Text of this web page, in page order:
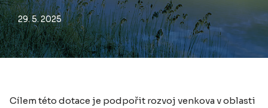
29. 5. 2025
Cílemtéto dotace je podpořit rozvoj venkova v oblasti